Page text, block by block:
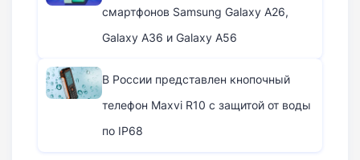
смартфонов Samsung Galaxy A26,
Galaxy A36 и Galaxy A56
В России представлен кнопочный
телефон Maxvi R10 с защитой от воды
по IP68